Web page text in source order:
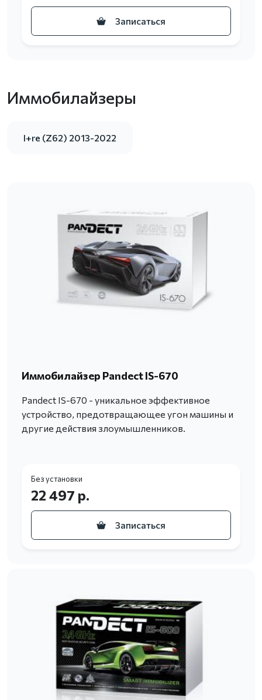
Записаться
Иммобилайзеры
I+re (Z62) 2013-2022
Иммобилайзер Pandect IS-670
Pandect IS-670 - уникальное эффективное
устройство, предотвращающее угон машины и
другие действия злоумышленников.
Без установки
22 497 р.
Записаться